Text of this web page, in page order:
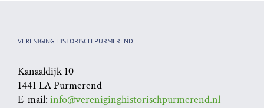
VERENIGING HISTORISCH PURMEREND
Kanaaldijk 10
1441 LA Purmerend
E-mail: info@vereniginghistorischpurmerend.nl